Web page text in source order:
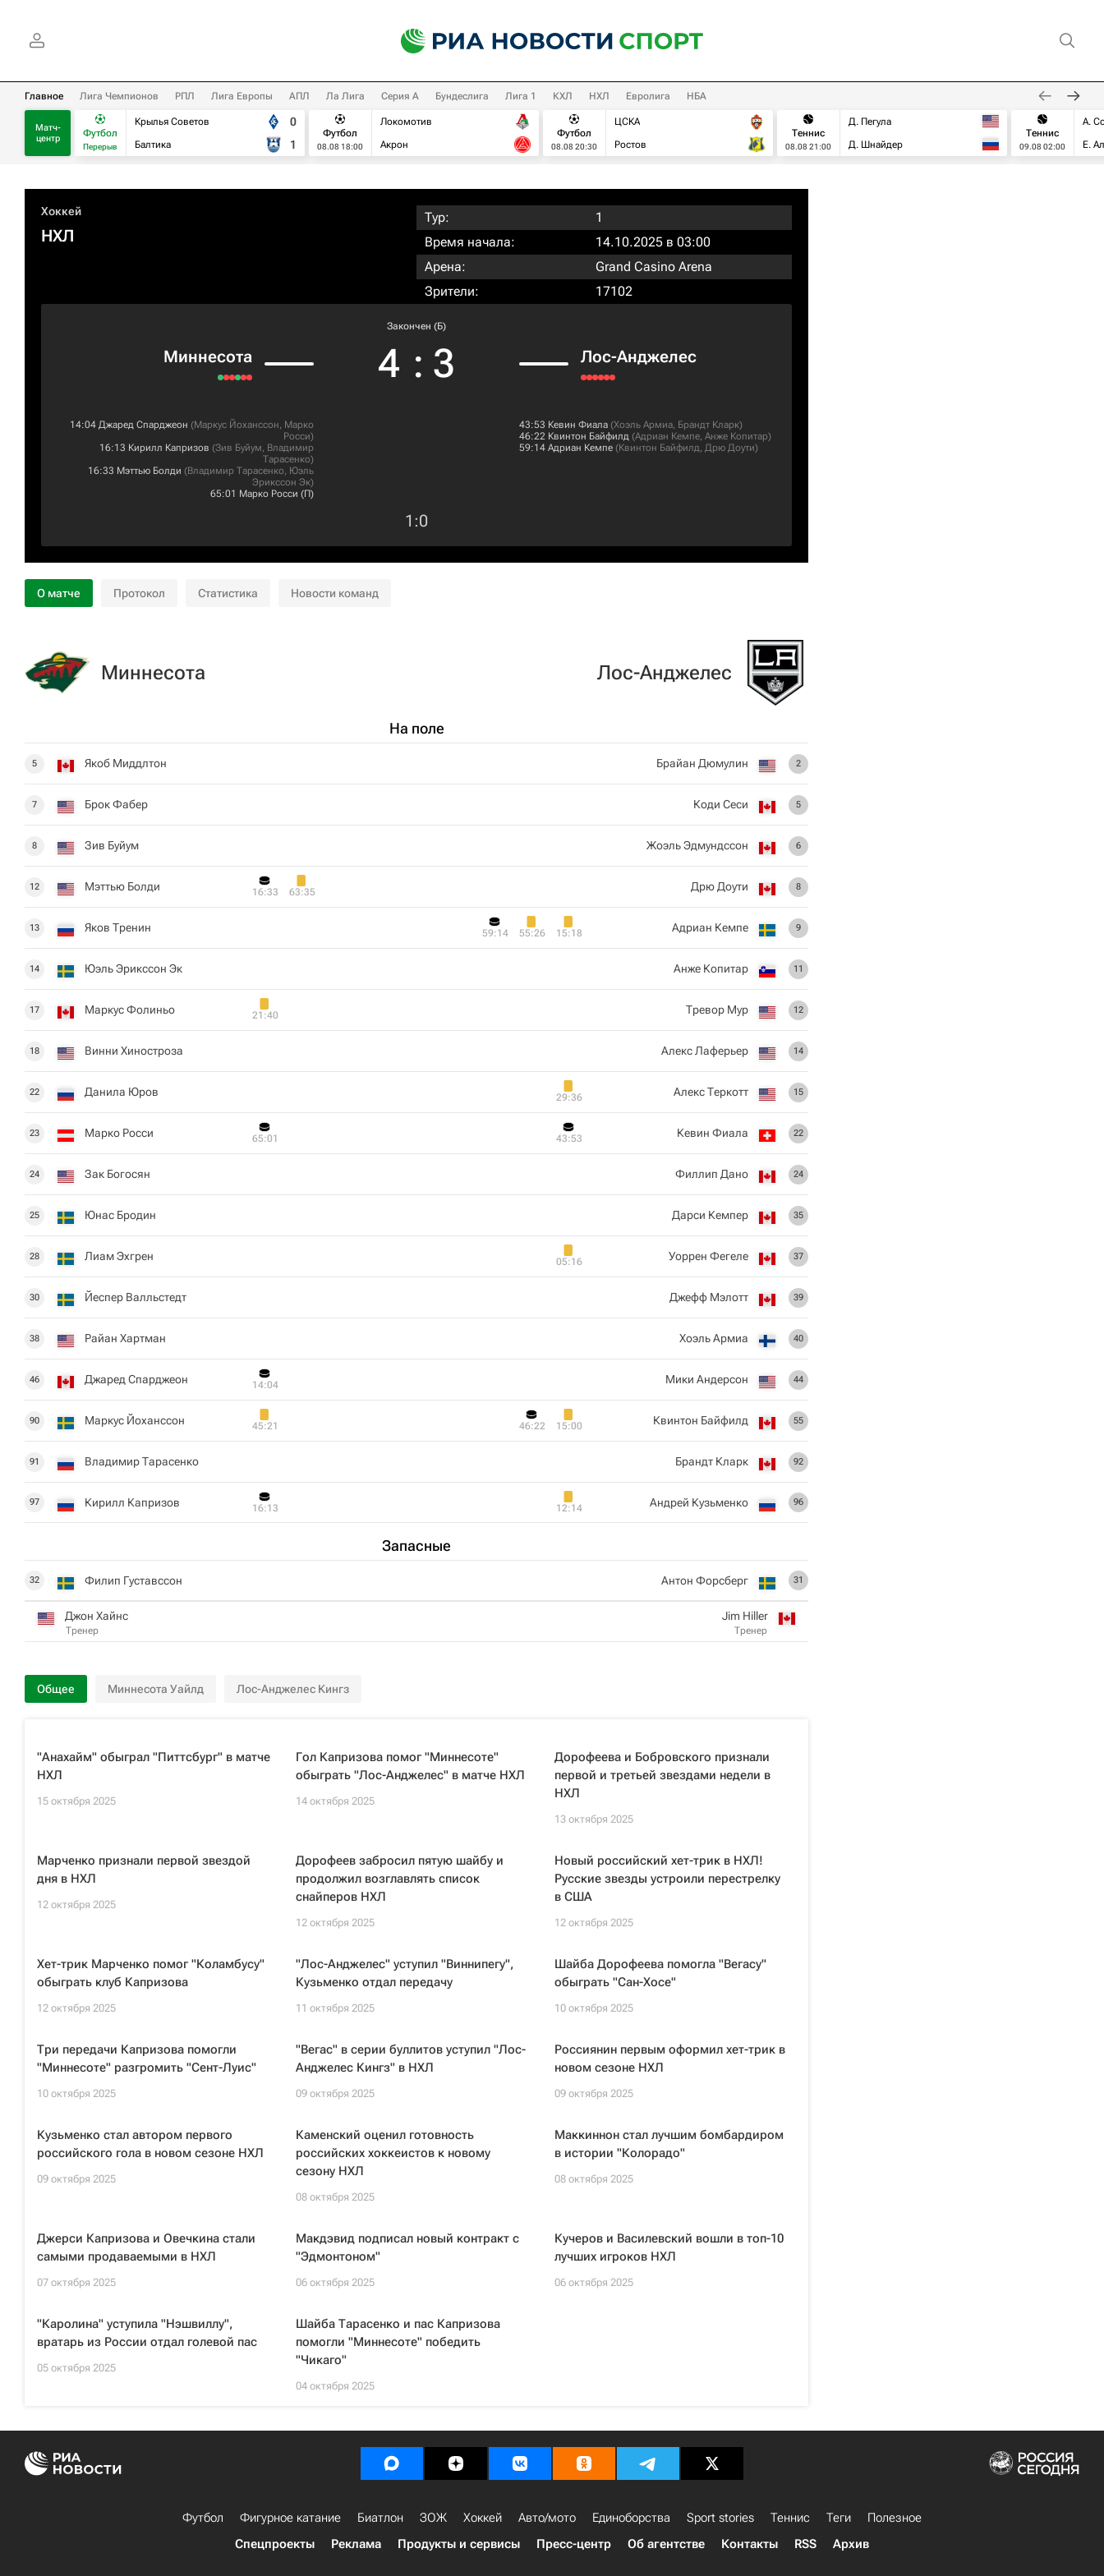
Главное Лига Чемпионов РПЛ Лига Европы АПЛ Ла Лига Серия А Бундеслига Лига 1 КХЛ НХЛ Евролига НБА
Матч-
центр
Футбол
Перерыв
Крылья Советов
Балтика
0
1
Футбол
08.08 18:00
Локомотив
Акрон
Футбол
08.08 20:30
ЦСКА
Ростов
Теннис
08.08 21:00
Д. Пегула
Д. Шнайдер
Теннис
09.08 02:00
А.
Е.
Хоккей
НХЛ
Тур:
1
Время начала:
14.10.2025 в 03:00
Арена:
Grand Casino Arena
Зрители:
17102
Миннесота
Закончен (Б)
4 : 3 Лос-Анджелес
14:04 Джаред Спарджеон (Маркус Йоханссон, Марко
Росси)
16:13 Кирилл Капризов (Зив Буйум, Владимир
Тарасенко)
16:33 Мэттью Болди (Владимир Тарасенко, Юэль
Эрикссон Эк)
65:01 Марко Росси (П)
43:53 Кевин Фиала (Хоэль Армиа, Брандт Кларк)
46:22 Квинтон Байфилд (Адриан Кемпе, Анже Копитар)
59:14 Адриан Кемпе (Квинтон Байфилд, Дрю Доути)
1 :0
О матче Протокол Статистика Новости команд
Миннесота
На поле
5 Якоб Миддлтон
7 Брок Фабер
8 Зив Буйум
12 Мэттью Болди 16:33 63:35
13 Яков Тренин
14 Юэль Эрикссон Эк
17 Маркус Фолиньо 21:40
18 Винни Хиностроза
22 Данила Юров
23 Марко Росси 65:01
24 Зак Богосян
25 Юнас Бродин
28 Лиам Эхгрен
30 Йеспер Валльстедт
38 Райан Хартман
46 Джаред Спарджеон 14:04
90 Маркус Йоханссон 45:21
91 Владимир Тарасенко
97 Кирилл Капризов 16:13
Запасные
32 Филип Густавссон
Джон Хайнс
Тренер
Лос-Анджелес
2
Брайан Дюмулин
5
Коди Сеси
6
Жоэль Эдмундссон
8
Дрю Доути
9
Адриан Кемпе
15:18
55:26
59:14
11
Анже Копитар
12
Тревор Мур
14
Алекс Лаферьер
15
Алекс Теркотт
29:36
22
Кевин Фиала
43:53
24
Филлип Дано
35
Дарси Кемпер
37
Уоррен Фегеле
05:16
39
Джефф Мэлотт
40
Хоэль Армиа
44
Мики Андерсон
55
Квинтон Байфилд
15:00
46:22
92
Брандт Кларк
96
Андрей Кузьменко
12:14
31
Антон Форсберг
Jim Hiller
Тренер
Общее Миннесота Уайлд Лос-Анджелес Кингз
"Анахайм" обыграл "Питтсбург" в матче
НХЛ
15 октября 2025
Гол Капризова помог "Миннесоте"
обыграть "Лос-Анджелес" в матче НХЛ
14 октября 2025
Дорофеева и Бобровского признали
первой и третьей звездами недели в
НХЛ
13 октября 2025
Марченко признали первой звездой
дня в НХЛ
12 октября 2025
Дорофеев забросил пятую шайбу и
продолжил возглавлять список
снайперов НХЛ
12 октября 2025
Новый российский хет-трик в НХЛ!
Русские звезды устроили перестрелку
в США
12 октября 2025
Хет-трик Марченко помог "Коламбусу"
обыграть клуб Капризова
12 октября 2025
"Лос-Анджелес" уступил "Виннипегу",
Кузьменко отдал передачу
11 октября 2025
Шайба Дорофеева помогла "Вегасу"
обыграть "Сан-Хосе"
10 октября 2025
Три передачи Капризова помогли
"Миннесоте" разгромить "Сент-Луис"
10 октября 2025
"Вегас" в серии буллитов уступил "Лос-
Анджелес Кингз" в НХЛ
09 октября 2025
Россиянин первым оформил хет-трик в
новом сезоне НХЛ
09 октября 2025
Кузьменко стал автором первого
российского гола в новом сезоне НХЛ
09 октября 2025
Каменский оценил готовность
российских хоккеистов к новому
сезону НХЛ
08 октября 2025
Маккиннон стал лучшим бомбардиром
в истории "Колорадо"
08 октября 2025
Джерси Капризова и Овечкина стали
самыми продаваемыми в НХЛ
07 октября 2025
Макдэвид подписал новый контракт с
"Эдмонтоном"
06 октября 2025
Кучеров и Василевский вошли в топ-10
лучших игроков НХЛ
06 октября 2025
"Каролина" уступила "Нэшвиллу",
вратарь из России отдал голевой пас
05 октября 2025
Шайба Тарасенко и пас Капризова
помогли "Миннесоте" победить
"Чикаго"
04 октября 2025
Футбол Фигурное катание Биатлон ЗОЖ Хоккей Авто/мото Единоборства Sport stories Теннис Теги
Полезное
Спецпроекты
Реклама Продукты и сервисы Пресс-центр Об агентстве Контакты RSS Архив